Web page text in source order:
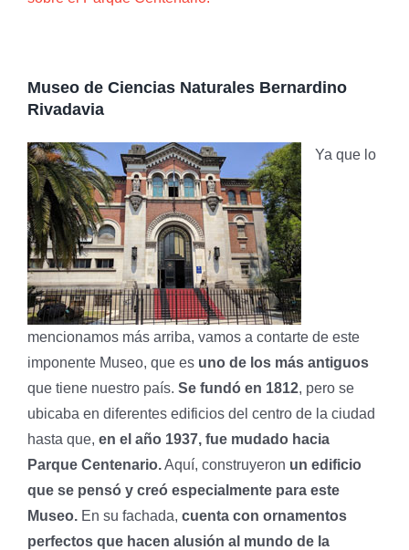
Museo de Ciencias Naturales Bernardino
Rivadavia
Ya que lo
mencionamos más arriba, vamos a contarte de este
imponente Museo, que es uno de los más antiguos
que tiene nuestro país. Se fundó en 1812, pero se
ubicaba en diferentes edificios del centro de la ciudad
hasta que, en el año 1937, fue mudado hacia
Parque Centenario.Aquí, construyeron un edificio
que se pensó y creó especialmente para este
Museo. En su fachada, cuenta con ornamentos
perfectos que hacen alusión al mundo de la